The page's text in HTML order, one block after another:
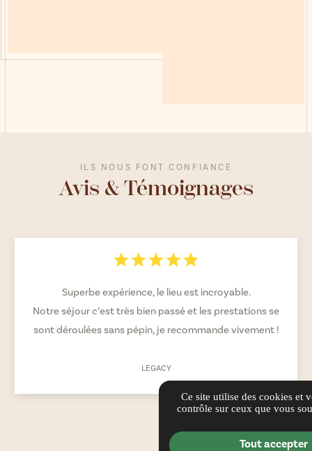
ILS NOUS FONT CONFIANCE
Avis & Témoignages
La Bastide du bon repos est un lieu EXCEPTIONNEL,
accueillant, chaleureux. Les activités sont riches,
diversifiées et le cabaret de Clara le 22 mai promet une
qui propose une programmation magique et qui est un
véritable havre de paix verdoyant
Ce site utilise des cookies et
contrôle sur ceux que vous
Tout accepter